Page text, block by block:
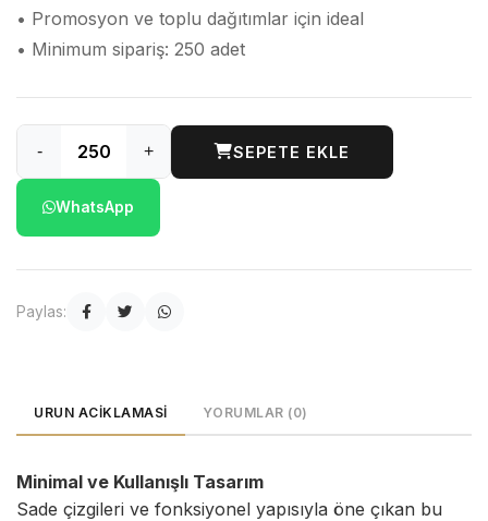
• Promosyon ve toplu dağıtımlar için ideal
• Minimum sipariş: 250 adet
- + SEPETE EKLE
WhatsApp
Paylas:
URUN ACIKLAMASI YORUMLAR (0)
Minimal ve Kullanışlı Tasarım
Sade çizgileri ve fonksiyonel yapısıyla öne çıkan bu